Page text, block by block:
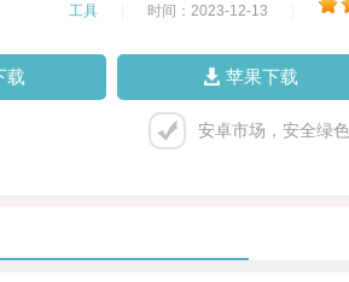
工具 时间：2023-12-13
载 苹果下载
安卓市场，安全绿色